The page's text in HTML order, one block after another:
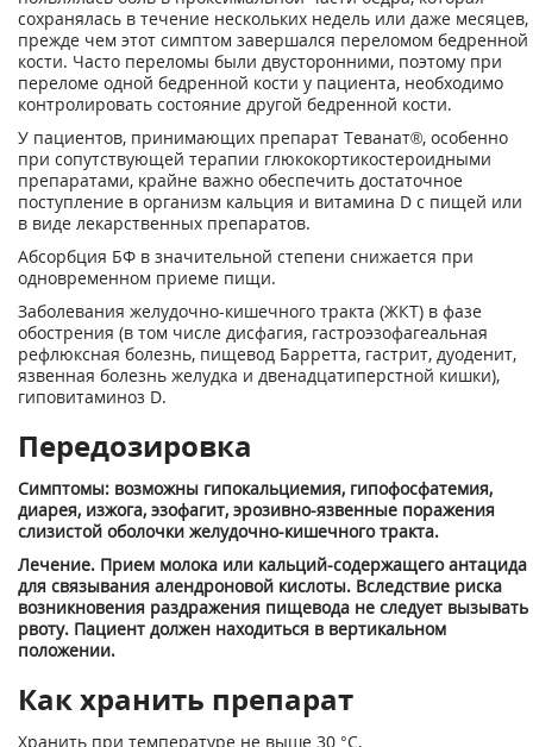
сохранялась в течение нескольких недель или даже месяцев,
прежде чем этот симптом завершался переломом бедренной
кости. Часто переломы были двусторонними, поэтому при
переломе одной бедренной кости у пациента, необходимо
контролировать состояние другой бедренной кости.
У пациентов, принимающих препарат Теванат®, особенно
при сопутствующей терапии глюкокортикостероидными
препаратами, крайне важно обеспечить достаточное
поступление в организм кальция и витамина D с пищей или
в виде лекарственных препаратов.
Абсорбция БФ в значительной степени снижается при
одновременном приеме пищи.
Заболевания желудочно-кишечного тракта (ЖКТ) в фазе
обострения (в том числе дисфагия, гастроэзофагеальная
рефлюксная болезнь, пищевод Барретта, гастрит, дуоденит,
язвенная болезнь желудка и двенадцатиперстной кишки),
гиповитаминоз D.
Передозировка
Симптомы: возможны гипокальциемия, гипофосфатемия,
диарея, изжога, эзофагит, эрозивно-язвенные поражения
слизистой оболочки желудочно-кишечного тракта.
Лечение. Прием молока или кальций-содержащего антацида
для связывания алендроновой кислоты. Вследствие риска
возникновения раздражения пищевода не следует вызывать
рвоту. Пациент должен находиться в вертикальном
положении.
Как хранить препарат
Хранить при температуре не выше 30 °С.